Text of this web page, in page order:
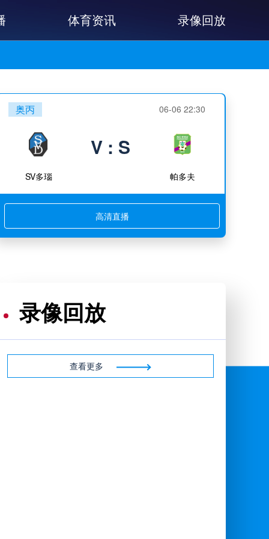
体育资讯 录像回放
奥丙 06-06 22:30
SV多瑙
V : S
帕多夫
高清直播
录像回放
查看更多